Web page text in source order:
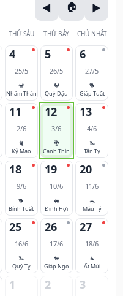
THỨ SÁU THỨ BẢY CHỦ NHẬT
4
25/5
🐒
Nhâm Thân
5
26/5
🐓
Quý Dậu
6
27/5
🐕
Giáp Tuất
11
2/6
🐈
Kỷ Mão
12
3/6
🐉
Canh Thìn
13
4/6
🐍
Tân Tỵ
18
9/6
🐕
Bính Tuất
19
10/6
🐖
Đinh Hợi
20
11/6
🐀
Mậu Tý
25
16/6
🐍
Quý Tỵ
26
17/6
🐎
Giáp Ngọ
27
18/6
🐐
Ất Mùi
1 2 3